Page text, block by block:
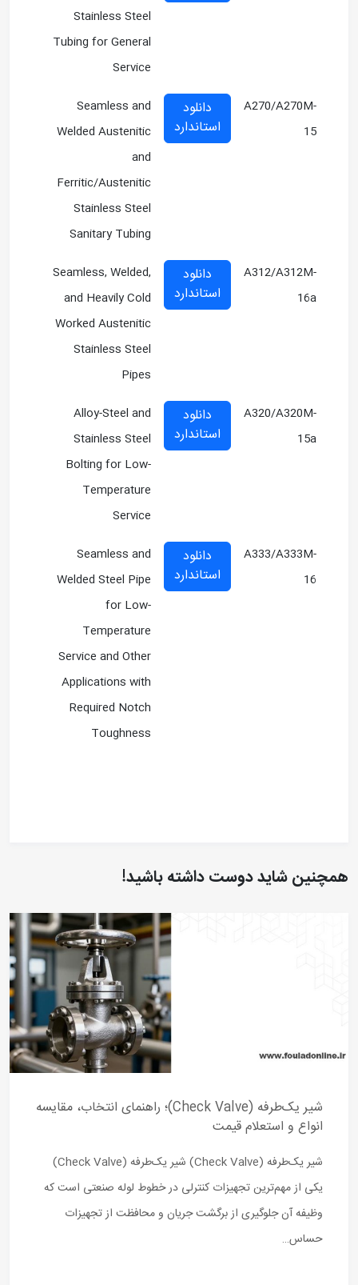
Stainless Steel
Tubing for General
Service
A270/A270M-
15
دانلود
استاندارد
Seamless and
Welded Austenitic
and
Ferritic/Austenitic
Stainless Steel
Sanitary Tubing
A312/A312M-
16a
دانلود
استاندارد
Seamless, Welded,
and Heavily Cold
Worked Austenitic
Stainless Steel
Pipes
A320/A320M-
15a
دانلود
استاندارد
Alloy-Steel and
Stainless Steel
Bolting for Low-
Temperature
Service
A333/A333M-
16
دانلود
استاندارد
Seamless and
Welded Steel Pipe
for Low-
Temperature
Service and Other
Applications with
Required Notch
Toughness
همچنین شاید دوست داشته باشید!
شیر یک‌طرفه (Check Valve)؛ راهنمای انتخاب، مقایسه
انواع و استعلام قیمت
شیر یک‌طرفه (Check Valve) شیر یک‌طرفه (Check Valve)
یکی از مهم‌ترین تجهیزات کنترلی در خطوط لوله صنعتی است که
وظیفه آن جلوگیری از برگشت جریان و محافظت از تجهیزات
حساس…